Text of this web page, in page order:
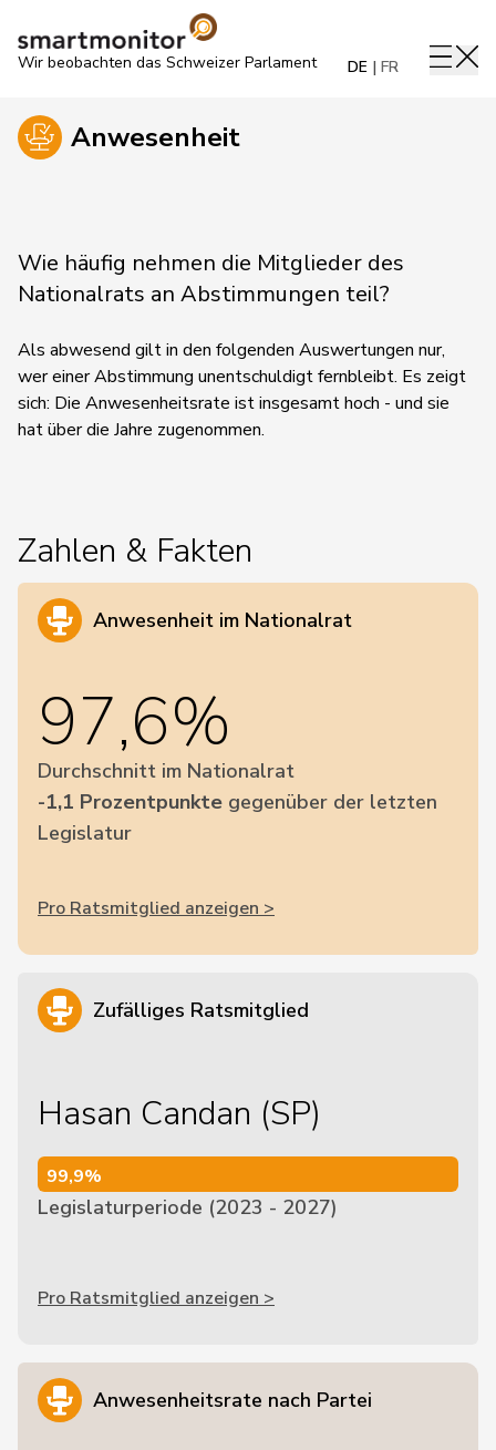
Wir beobachten das Schweizer Parlament DE FR
Anwesenheit
Wie häufig nehmen die Mitglieder des
Nationalrats an Abstimmungen teil?
Als abwesend gilt in den folgenden Auswertungen nur,
wer einer Abstimmung unentschuldigt fernbleibt. Es zeigt
sich: Die Anwesenheitsrate ist insgesamt hoch - und sie
hat über die Jahre zugenommen.
Zahlen & Fakten
Anwesenheit im Nationalrat
97,6%
Durchschnitt im Nationalrat
-1,1 Prozentpunkte gegenüber der letzten
Legislatur
Pro Ratsmitglied anzeigen >
Zufälliges Ratsmitglied
Hasan Candan (SP)
99,9%
99,9%
Legislaturperiode (2023 - 2027)
Pro Ratsmitglied anzeigen >
Anwesenheitsrate nach Partei